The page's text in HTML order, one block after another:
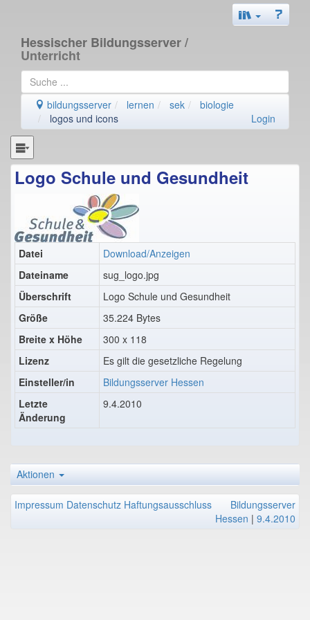
Hessischer Bildungsserver/
Unterricht
bildungsserver lernen sek
biologie
logos und icons
Login
Logo Schule und Gesundheit
Datei
Download/Anzeigen
Dateiname
sug_logo.jpg
Überschrift
Logo Schule und Gesundheit
Größe
35.224 Bytes
Breite x Höhe
300 x 118
Lizenz
Es gilt die gesetzliche Regelung
Einsteller/in
Bildungsserver Hessen
Letzte
Änderung
9.4.2010
Aktionen
Impressum Datenschutz Haftungsausschluss
Bildungsserver
Hessen | 9.4.2010